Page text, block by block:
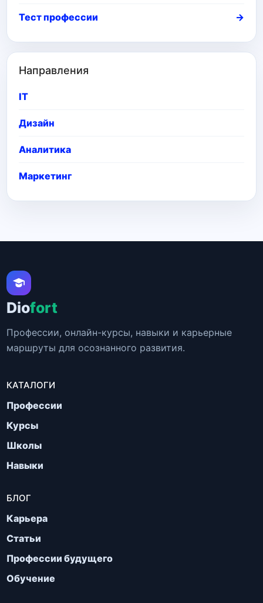
Тест профессии →
Направления
IT
Дизайн
Аналитика
Маркетинг
Diofort
Профессии, онлайн-курсы, навыки и карьерные
маршруты для осознанного развития.
КАТАЛОГИ
Профессии
Курсы
Школы
Навыки
БЛОГ
Карьера
Статьи
Профессии будущего
Обучение